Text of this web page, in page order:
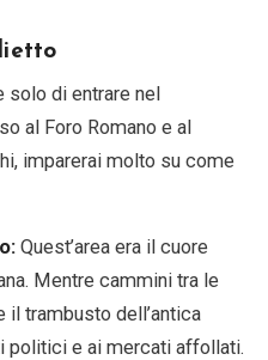
solo di entrare nel
al Foro Romano e al
imparerai molto su come
Quest’area era il cuore
Mentre cammini tra le
il trambusto dell’antica
politici e ai mercati affollati.